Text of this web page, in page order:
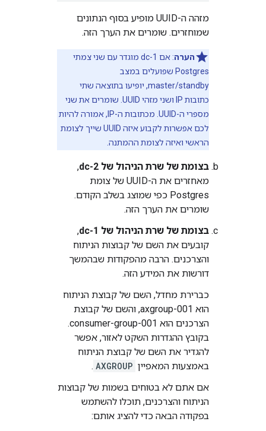
מזהה ה-UUID מופיע בסוף הנתונים
שמוחזרים. שומרים את הערך הזה.
הערה
: אם dc-1 מוגדר עם שני צמתי
Postgres שפועלים במצב
master/standby, יופיעו בתוצאה שתי
כתובות IP ושני מזהי UUID. שומרים את שני
מספרי ה-UUID. מכתובות ה-IP, אמורה להיות
לכם אפשרות לקבוע איזה UUID שייך לצומת
הראשי ואיזה לצומת ההמתנה.
בצומת של שרת הניהול של dc-2
,
מאחזרים את ה-UUID של צומת
Postgres כפי שמוצג בשלב הקודם.
שומרים את הערך הזה.
בצומת של שרת הניהול של dc-1
,
קובעים את השם של קבוצות הניתוח
והצרכנים. הרבה מהפקודות שבהמשך
דורשות את המידע הזה.
כברירת מחדל, השם של קבוצת הניתוח
הוא axgroup-001, והשם של קבוצת
הצרכנים הוא consumer-group-001.
בקובץ ההגדרות השקט לאזור, אפשר
להגדיר את השם של קבוצת הניתוח
באמצעות המאפיין AXGROUP
.
אם אתם לא בטוחים בשמות של קבוצות
הניתוח והצרכנים, תוכלו להשתמש
בפקודה הבאה כדי להציג אותם: